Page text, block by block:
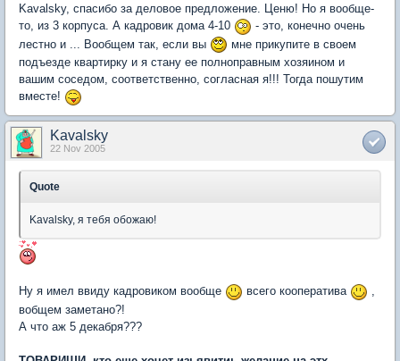
Kavalsky, спасибо за деловое предложение. Ценю! Но я вообще-
то, из 3 корпуса. А кадровик дома 4-10
- это, конечно очень
лестно и ... Вообщем так, если вы
мне прикупите в своем
подъезде квартирку и я стану ее полноправным хозяином и
вашим соседом, соответственно, согласная я!!! Тогда пошутим
вместе!
Kavalsky
22 Nov 2005
Quote
Kavalsky, я тебя обожаю!
Ну я имел ввиду кадровиком вообще всего кооператива
вобщем заметано?!
А что аж 5 декабря???